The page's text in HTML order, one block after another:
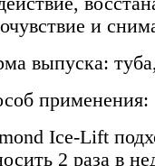
и
выпуска:
применения:
Ice-Lift
2 раза в